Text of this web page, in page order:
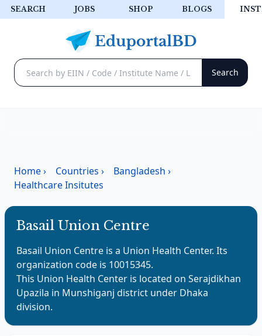
SEARCH JOBS SHOP BLOGS
Home› Countries › Bangladesh ›
Healthcare Insitutes
Basail Union Centre
Basail Union Centre is a Union Health Center. Its
organization code is 10015345.
This Union Health Center is located on Serajdikhan
Upazila in Munshiganj district under Dhaka
division.